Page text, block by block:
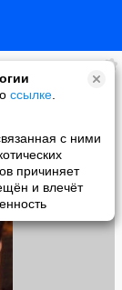
ссылке
с ними
причиняет
и влечёт